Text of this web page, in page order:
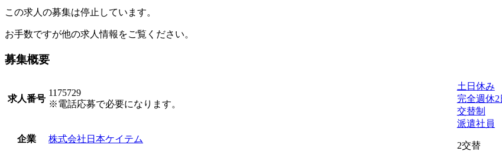
この求人の募集は停止しています。
お手数ですが他の求人情報をご覧ください。
募集概要
求人番号
1175729
※電話応募で必要になります。
企業 株式会社日本ケイテム
土日休み
完全週休2
交替制
派遣社員
2交替